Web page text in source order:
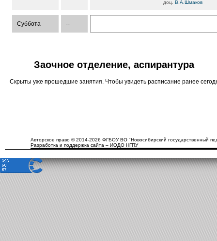
доц.В.А.Шмаков
Суббота --
Заочное отделение, аспирантура
Скрыты уже прошедшие занятия. Чтобы увидеть расписание ранее
Авторское право © 2014-2026 ФГБОУ ВО "Новосибирский государственный
Разработка и поддержка сайта – ИОДО НГПУ